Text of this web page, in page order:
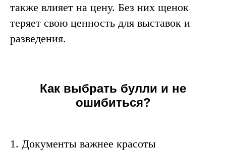
также влияет на цену. Без них щенок
теряет свою ценность для выставок и
разведения.
Как выбрать булли и не
ошибиться?
1. Документы важнее красоты